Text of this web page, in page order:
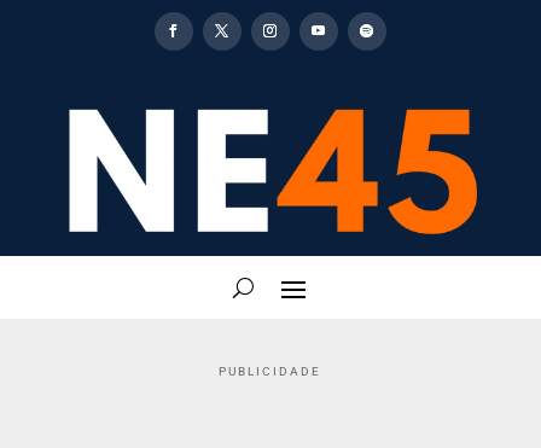
PUBLICIDADE